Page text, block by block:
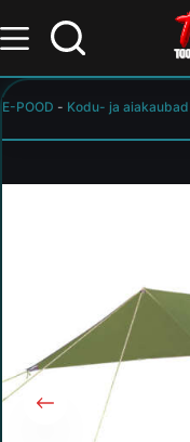
E-POOD - Kodu- ja aiakaubad